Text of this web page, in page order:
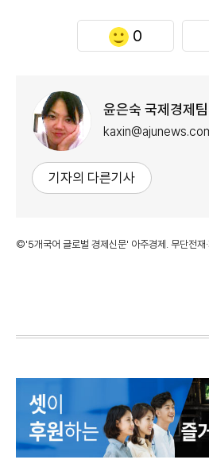
0
윤은숙 국제경제
기자의 다른기사
©'5개국어 글로벌 경제신문' 아주경제. 무단전재